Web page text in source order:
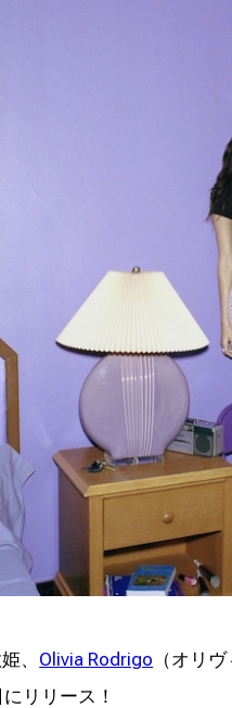
、 Olivia Rodrigo （オリ
リリース！